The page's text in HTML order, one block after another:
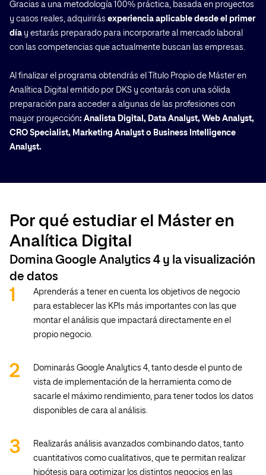
Gracias a una metodología 100% práctica, basada en proyectos
y casos reales, adquirirás experiencia aplicable desde el primer
día y estarás preparado para incorporarte al mercado laboral
con las competencias que actualmente buscan las empresas.
Al finalizar el programa obtendrás el Título Propio de Máster en
Analítica Digital emitido por DKS y contarás con una sólida
preparación para acceder a algunas de las profesiones con
mayor proyección: Analista Digital, Data Analyst, Web Analyst,
CRO Specialist, Marketing Analyst o Business Intelligence
Analyst.
Por qué estudiar el Máster en
Analítica Digital
Domina Google Analytics 4 y la visualización
de datos
Aprenderás a tener en cuenta los objetivos de negocio
para establecer las KPIs más importantes con las que
montar el análisis que impactará directamente en el
propio negocio.
Dominarás Google Analytics 4, tanto desde el punto de
vista de implementación de la herramienta como de
sacarle el máximo rendimiento, para tener todos los datos
disponibles de cara al análisis.
Realizarás análisis avanzados combinando datos, tanto
cuantitativos como cualitativos, que te permitan realizar
hipótesis para optimizar los distintos negocios en las